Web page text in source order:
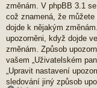
změnám. V phpBB 3.1
což znamená, že
dojde k nějakým
upozorněni, když dojde
změnám. Způsob
vašem „Uživatelském
„Upravit nastavení
sledování jiný způsob